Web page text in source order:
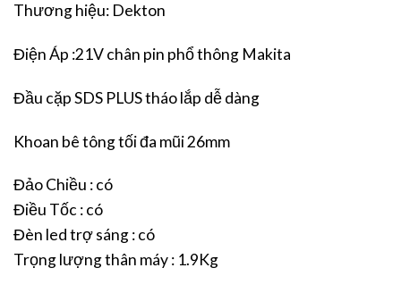
Thương hiệu: Dekton
Điện Áp :21V chân pin phổ thông Makita
Đầu cặp SDS PLUS tháo lắp dễ dàng
Khoan bê tông tối đa mũi 26mm
Đảo Chiều : có
Điều Tốc : có
Đèn led trợ sáng : có
Trọng lượng thân máy : 1.9Kg